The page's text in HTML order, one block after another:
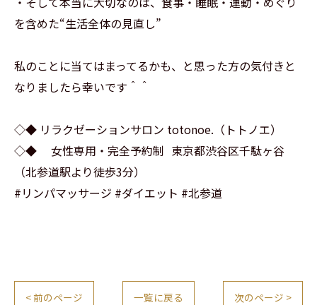
を含めた“生活全体の見直し”
私のことに当てはまってるかも、と思った方の気付きと
なりましたら幸いです＾＾
◇◆ リラクゼーションサロン totonoe.（トトノエ）
◇◆ 女性専用・完全予約制 東京都渋谷区千駄ヶ谷
（北参道駅より徒歩3分）
#リンパマッサージ #ダイエット #北参道
< 前のページ 一覧に戻る 次のページ >